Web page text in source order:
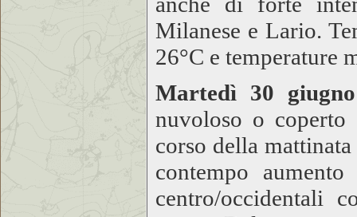
Milanese e Lario.
26°C e temperature
Martedì 30
nuvoloso o
corso della
contempo
centro/occidentali